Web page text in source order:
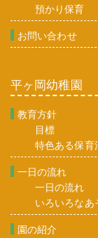
預かり保育
お問い合わせ
平ヶ岡幼稚園
教育方針
目標
特色ある保育
一日の流れ
一日の流れ
いろいろなあ
園の紹介